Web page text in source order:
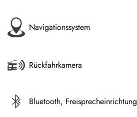
Navigationssystem
Rückfahrkamera
Bluetooth, Freisprecheinrichtung